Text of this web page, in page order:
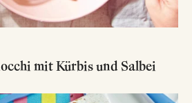
mit Kürbis und Salbei